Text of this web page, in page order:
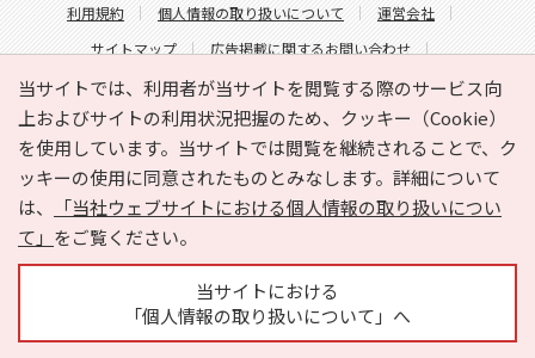
当サイトでは、利用者が当サイトを閲覧する際のサービス向
上およびサイトの利用状況把握のため、クッキー（Cookie）
を使用しています。当サイトでは閲覧を継続されることで、ク
ッキーの使用に同意されたものとみなします。詳細について
は、
「当社ウェブサイトにおける個人情報の取り扱いについ
て」 をご覧ください。
当サイトにおける
「個人情報の取り扱いについて」へ
利用規約
個人情報の取り扱いについて
運営会社
サイトマップ
広告掲載に関するお問い合わせ
サイトの内容に関するお問い合わせ
Copyright © HYOJITO.Co.,Ltd. All Rights Reserved.